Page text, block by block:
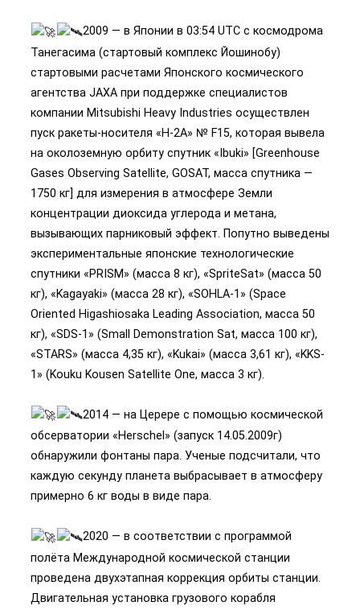
2009 — в Японии в 03:54 UTC с космодрома
Танегасима (стартовый комплекс Йошинобу)
стартовыми расчетами Японского космического
агентства JAXA при поддержке специалистов
компании Mitsubishi Heavy Industries осуществлен
пуск ракеты-носителя «Н-2А» № F15, которая вывела
на околоземную орбиту спутник «Ibuki» [Greenhouse
Gases Observing Satellite, GOSAT, масса спутника —
1750 кг] для измерения в атмосфере Земли
концентрации диоксида углерода и метана,
вызывающих парниковый эффект. Попутно выведены
экспериментальные японские технологические
спутники «PRISM» (масса 8 кг), «SpriteSat» (масса 50
кг), «Kagayaki» (масса 28 кг), «SOHLA-1» (Space
Oriented Higashiosaka Leading Association, масса 50
кг), «SDS-1» (Small Demonstration Sat, масса 100 кг),
«STARS» (масса 4,35 кг), «Kukai» (масса 3,61 кг), «KKS-
1» (Kouku Kousen Satellite One, масса 3 кг).
2014 — на Церере с помощью космической
обсерватории «Herschel» (запуск 14.05.2009г)
обнаружили фонтаны пара. Ученые подсчитали, что
каждую секунду планета выбрасывает в атмосферу
примерно 6 кг воды в виде пара.
2020 — в соответствии с программой
полёта Международной космической станции
проведена двухэтапная коррекция орбиты станции.
Двигательная установка грузового корабля